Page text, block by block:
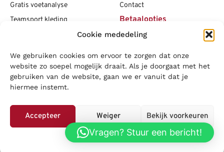
Cookie mededeling
We gebruiken cookies om ervoor te zorgen dat onze
website zo soepel mogelijk draait. Als je doorgaat met het
gebruiken van de website, gaan we er vanuit dat je
hiermee instemt.
Accepteer Weiger Bekijk voorkeuren
Privacybeleid
Gratis voetanalyse
Teamsport kleding
Vacatures
Blogs
Contact
Betaalopties
Social media
LOWA|Adidas| Mizuno| Nike|Speedo|Asics |Babolat|Falke
|
Superfeet
Vragen? Stuur een bericht!